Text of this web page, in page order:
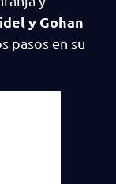
y Gohan
pasos en su